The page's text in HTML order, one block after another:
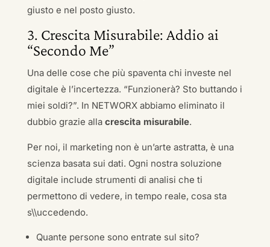
giusto e nel posto giusto.
3. Crescita Misurabile: Addio ai
“Secondo Me”
Una delle cose che più spaventa chi investe nel
digitale è l’incertezza. “Funzionerà? Sto buttando i
miei soldi?”. In NETWORX abbiamo eliminato il
dubbio grazie alla crescita misurabile.
Per noi, il marketing non è un’arte astratta, è una
scienza basata sui dati. Ogni nostra soluzione
digitale include strumenti di analisi che ti
permettono di vedere, in tempo reale, cosa sta
s\\uccedendo.
Quante persone sono entrate sul sito?